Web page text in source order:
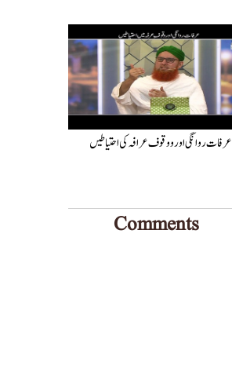
عرفات روانگی اور ووقوف عرافہ کی احتیاطیں
Comments